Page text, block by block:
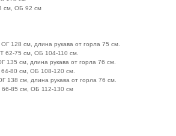
см, ОБ 92 см
128 см, длина рукава от горла 75 см.
62-75 см, ОБ 104-110 см.
135 см, длина рукава от горла 76 см.
80 см, ОБ 108-120 см.
138 см, длина рукава от горла 76 см.
85 см, ОБ 112-130 см